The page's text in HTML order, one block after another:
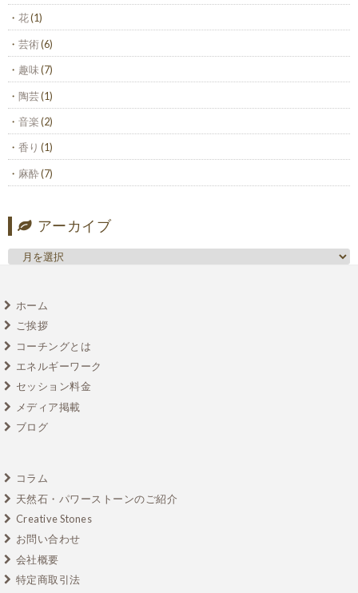
花(1)
芸術(6)
趣味(7)
陶芸(1)
音楽(2)
香り (1)
麻酔(7)
アーカイブ
ホーム
ご挨拶
コーチングとは
エネルギーワーク
セッション料金
メディア掲載
ブログ
コラム
天然石・パワーストーンのご紹介
Creative Stones
お問い合わせ
会社概要
特定商取引法